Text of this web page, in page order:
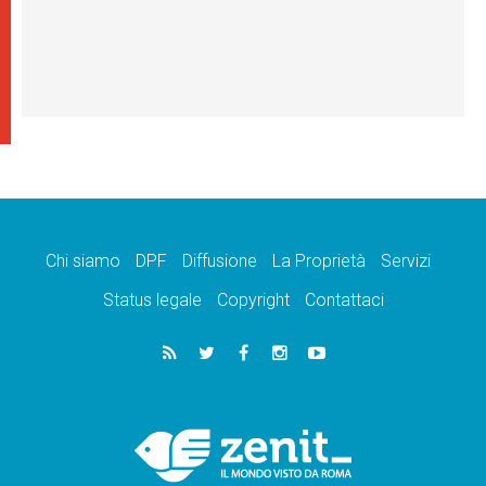
Chi siamo DPF Diffusione La Proprietà
Servizi
Status legale
Copyright Contattaci